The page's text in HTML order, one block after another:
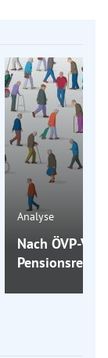
Analyse
Nach ÖVP-